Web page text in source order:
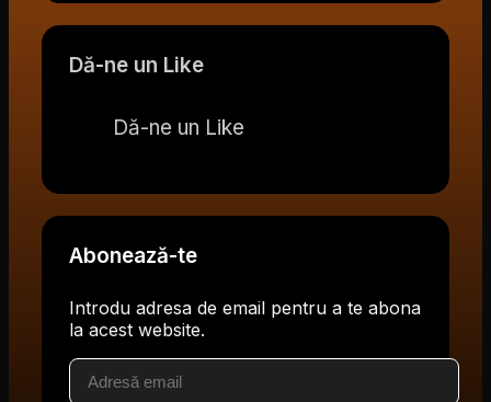
Dă-ne un Like
Dă-ne un Like
Abonează-te
Introdu adresa de email pentru a te abona
la acest website.
Adresă
email